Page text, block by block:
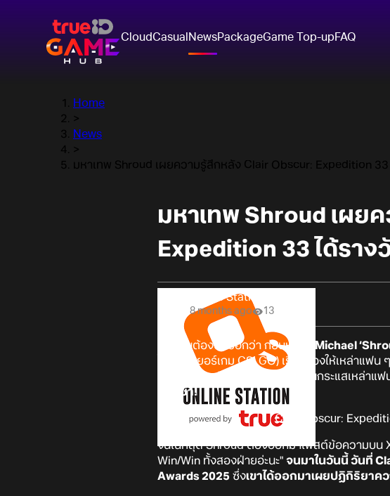
CloudCasual NewsPackageGame Top-upFAQ
Home
>
News
>
มหาเทพ Shroud เผยความรู้สึกหลัง Clair Obscur: Expedition 33
มหาเทพ Shroud เผย
Expedition 33 ได้รา
Online Station
8 months ago 13
ก่อนอื่นต้องขอบอกว่า ก่อนหน้านี้ Michael
โปรเพลเยอร์เกม CS: GO) เรียกร้องให้เหล่าแ
นั่นทำให้เกิดประเด็นดราม่าและโดนกระแสเหล่าแ
ด้วยซ้ำ!
จนในที่สุด Shroud ต้องออกมาโพสต์ข้อความบน
Win/Win ทั้งสองฝ่ายอ่ะนะ" จนมาในวันนี้ วันที่
Awards 2025 ซึ่งเขาได้ออกมาเผยปฏิกิริยา